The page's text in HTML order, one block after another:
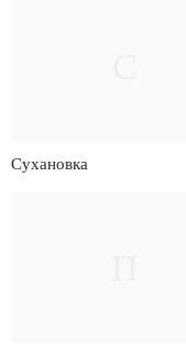
Сухановка